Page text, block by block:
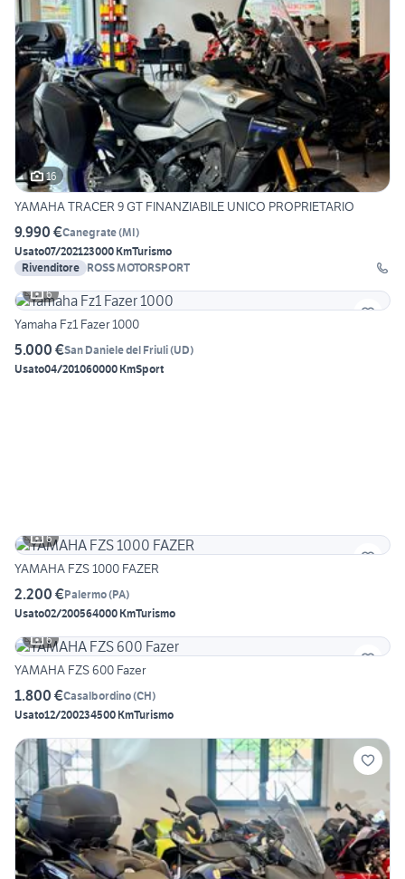
16
YAMAHA TRACER 9 GT FINANZIABILE UNICO PROPRIETARIO
9.990 €Canegrate(MI)
Usato07/202123000 KmTurismo
Rivenditore ROSS MOTORSPORT
6
Yamaha Fz1 Fazer 1000
5.000 €San Daniele del Friuli(UD)
Usato04/201060000 KmSport
6
YAMAHA FZS 1000 FAZER
2.200 €Palermo(PA)
Usato02/200564000 KmTurismo
6
YAMAHA FZS 600 Fazer
1.800 €Casalbordino(CH)
Usato12/200234500 KmTurismo